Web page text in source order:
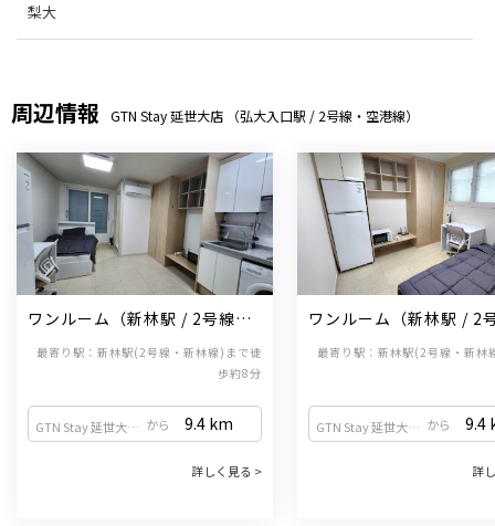
梨大
周辺情報 GTN Stay 延世大店 （弘大入口駅 / 2号線・空港線）
ワンルーム（新林駅 / 2号線・
新林線）
最寄り駅：新林駅(2号線・新林線)まで徒
歩約8分
GTN Stay 延世大店 （弘大入口駅 / 2号線・空港線） から 9.4 km
詳しく見る >
ワンルーム（新林駅 / 2
新林線）
最寄り駅：新林駅(2号線・新林
GTN Stay 延世大店 （弘大入口駅 / 2号線・空港線） から 9.4
詳